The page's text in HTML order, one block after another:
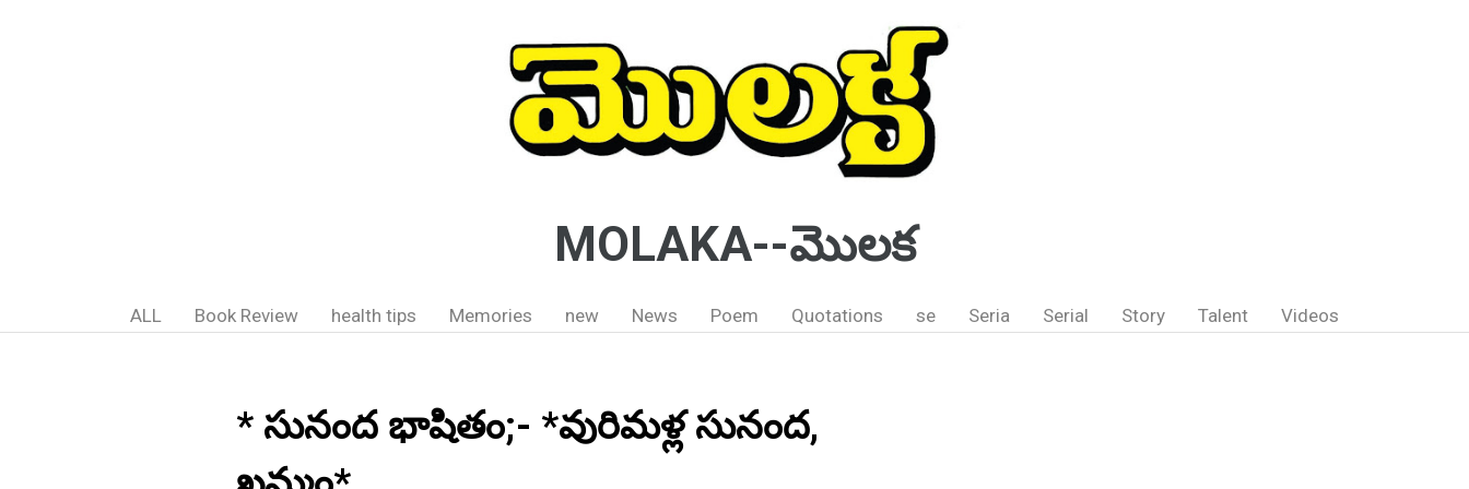
MOLAKA--మొలక
ALL Book Review health tips Memories new News Poem Quotations se Seria Serial Story Talent Videos
* సునంద భాషితం;- *వురిమళ్ల సునంద,